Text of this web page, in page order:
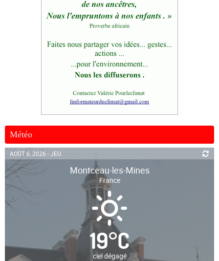
Météo
AOÛT 6, 2026 - JEU.
Montceau-les-Mines
France
19°C
ciel dégagé